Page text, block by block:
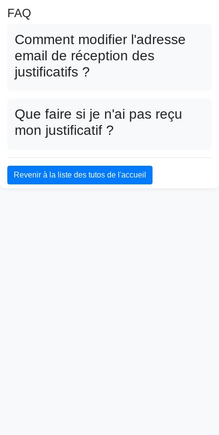
FAQ
Comment modifier l'adresse
email de réception des
justificatifs ?
Que faire si je n'ai pas reçu
mon justificatif ?
Revenir à la liste des tutos de l'accueil